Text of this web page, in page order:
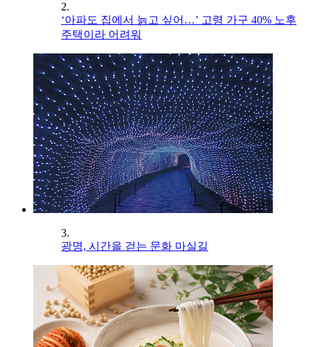
2.
‘아파도 집에서 늙고 싶어…’ 고령 가구 40% 노후
주택이라 어려워
3.
광명, 시간을 걷는 문화 마실길